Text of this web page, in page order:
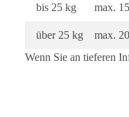
bis 25 kg max.
über 25 kg
max.
Wenn Sie an tieferen